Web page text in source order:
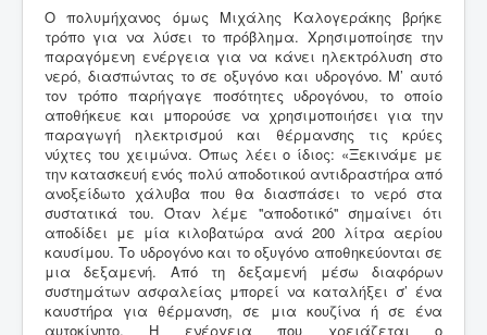
Ο πολυμήχανος όμως Μιχάλης Καλογεράκης βρήκε
τρόπο για να λύσει το πρόβλημα. Χρησιμοποίησε την
παραγόμενη ενέργεια για να κάνει ηλεκτρόλυση στο
νερό, διασπώντας το σε οξυγόνο και υδρογόνο. Μ’ αυτό
τον τρόπο παρήγαγε ποσότητες υδρογόνου, το οποίο
αποθήκευε και μπορούσε να χρησιμοποιήσει για την
παραγωγή ηλεκτρισμού και θέρμανσης τις κρύες
νύχτες του χειμώνα. Όπως λέει ο ίδιος: «Ξεκινάμε με
την κατασκευή ενός πολύ αποδοτικού αντιδραστήρα από
ανοξείδωτο χάλυβα που θα διασπάσει το νερό στα
συστατικά του. Όταν λέμε ''αποδοτικό'' σημαίνει ότι
αποδίδει με μία κιλοβατώρα ανά 200 λίτρα αερίου
καυσίμου. Το υδρογόνο και το οξυγόνο αποθηκεύονται σε
μια δεξαμενή. Από τη δεξαμενή μέσω διαφόρων
συστημάτων ασφαλείας μπορεί να καταλήξει σ’ ένα
καυστήρα για θέρμανση, σε μια κουζίνα ή σε ένα
αυτοκίνητο. Η ενέργεια που χρειάζεται ο